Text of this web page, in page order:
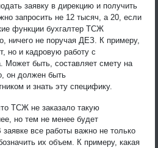
заявку в дирекцию и получить
запросить не 12 тысяч, а 20, если
функции бухгалтер ТСЖ
ничего не поручая ДЕЗ. К примеру,
но и кадровую работу с
Может быть, составляет смету на
он должен быть
и знать эту специфику.
ТСЖ не заказало такую
но тем не менее будет
все работы важно не только
их объем. К примеру, какая